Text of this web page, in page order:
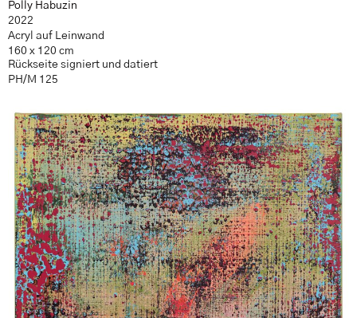
Polly Habuzin
2022
Acryl auf Leinwand
160 x 120 cm
Rückseite signiert und datiert
PH/M 125